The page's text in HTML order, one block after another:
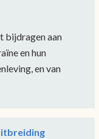
bijdragen aan
en hun
en van